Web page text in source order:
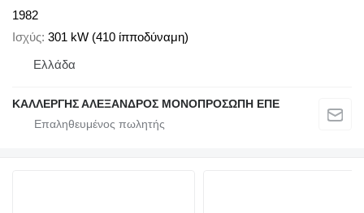
1982
Ισχύς 301 kW (410 ίπποδύναμη)
Ελλάδα
ΚΑΛΛΕΡΓΗΣ ΑΛΕΞΑΝΔΡΟΣ ΜΟΝΟΠΡΟΣΩΠΗ ΕΠΕ